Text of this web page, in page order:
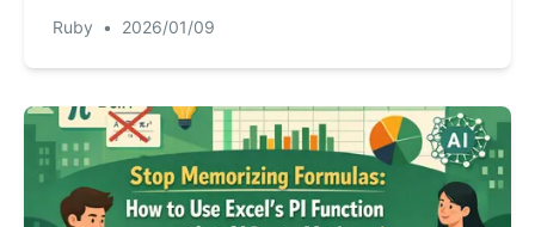
desempatar automaticamente e gerar rankings
perfeitos em segundos, sem a necessidade de
Ruby • 2026/01/09